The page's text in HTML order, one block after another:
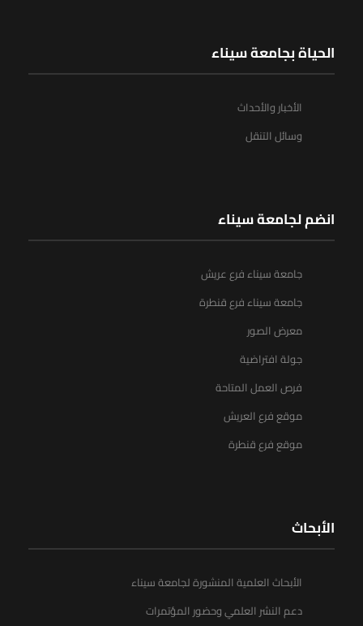
الحياة بجامعة سيناء
الأخبار والأحداث
وسائل التنقل
انضم لجامعة سيناء
جامعة سيناء فرع عريش
جامعة سيناء فرع قنطرة
معرض الصور
جولة افتراضية
فرص العمل المتاحة
موقع فرع العريش
موقع فرع قنطرة
الأبحاث
الأبحاث العلمية المنشورة لجامعة سيناء
دعم النشر العلمي وحضور المؤتمرات